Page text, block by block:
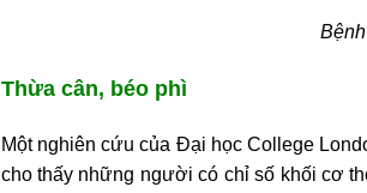
Thừa cân, béo phì
Một nghiên cứu của Đại học College
cho thấy những người có chỉ số khối cơ